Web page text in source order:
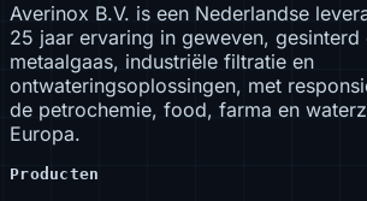
Averinox B.V. is een Nederlandse
25 jaar ervaring in geweven, gesinterd
metaalgaas, industriële filtratie en
ontwateringsoplossingen, met
de petrochemie, food, farma en
Europa.
Producten